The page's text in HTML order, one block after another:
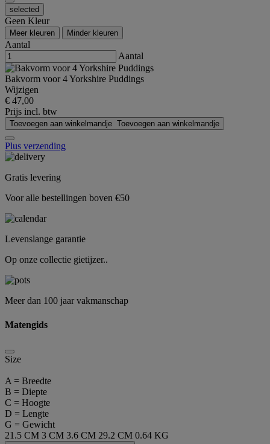
selected
Geen Kleur
Meer kleuren Minder kleuren
Aantal
Aantal
Bakvorm voor 4 Yorkshire Puddings
Wijzigen
€ 47,00
Prijs incl. btw
Toevoegen aan winkelmandje Toevoegen aan winkelmandje
Plus verzending
Gratis levering
Voor alle bestellingen boven €50
Levenslange garantie
Op onze collectie gietijzer..
Meer dan 100 jaar vakmanschap
Matengids
Size
A = Breedte
B = Diepte
C = Hoogte
D = Lengte
G = Gewicht
21.5 CM 3 CM 3.6 CM 29.2 CM 0.64 KG